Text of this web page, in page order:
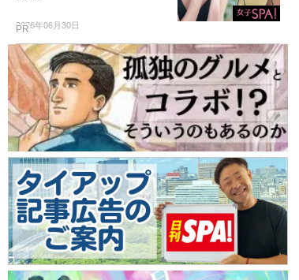
2026年06月30日
PR